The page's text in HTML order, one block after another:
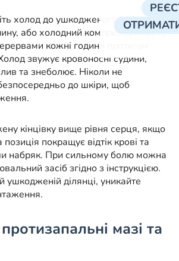
холод до ушкодженого місця. Лід,
або холодний компрес тримайте
кожні години протягом
звужує кровоносні судини,
та знеболює. Ніколи не
до шкіри, щоб
кінцівку вище рівня серця, якщо
покращує відтік крові та
набряк. При сильному болю можна
засіб згідно з інструкцією.
ушкодженій ділянці, уникайте
мазі та